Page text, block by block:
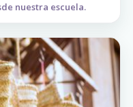
nuestra escuela.